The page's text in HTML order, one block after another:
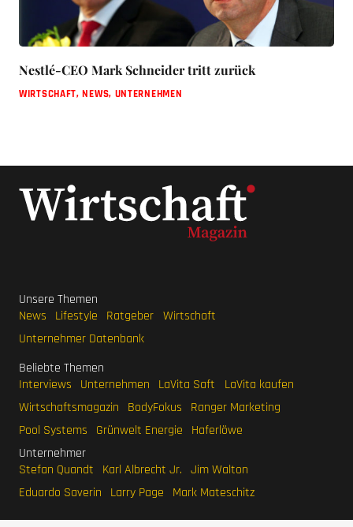
Nestlé-CEO Mark Schneider tritt zurück
WIRTSCHAFT,NEWS, UNTERNEHMEN
Unsere Themen
News
Lifestyle Ratgeber Wirtschaft
Unternehmer Datenbank
Beliebte Themen
Interviews
Unternehmen LaVita Saft
LaVita kaufen
Wirtschaftsmagazin
BodyFokus
Ranger Marketing
Pool Systems
Grünwelt Energie
Haferlöwe
Unternehmer
Stefan Quandt
Karl Albrecht Jr. Jim Walton
Eduardo Saverin
Larry Page Mark Mateschitz